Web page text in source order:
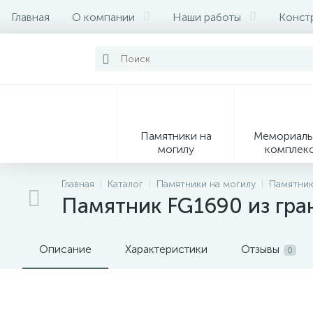
Главная О компании Наши работы
Памятники на
могилу
Главная Каталог Памятники на могилу
Памятник FG1690 из
Описание Характеристики Отзывы 0